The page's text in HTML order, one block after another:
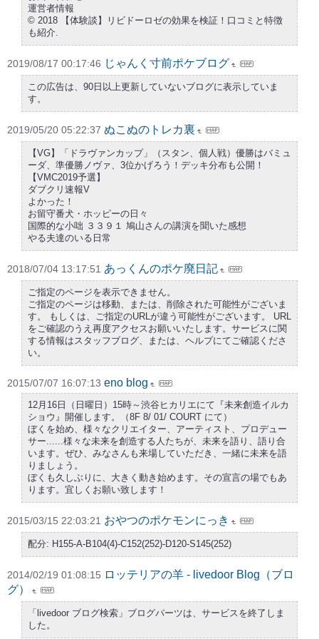
運営者情報
© 2018 【体験談】リビドーロゼの効果を検証！口コミと特徴
も紹介.
2019/08/17 00:17:46 じゃんく寸前ポケブログ
この広告は、90日以上更新していないブログに表示していま
す。
2019/05/20 05:22:37 ぬこぬのトレカ裏
【VG】「ドラヴァンカップ」（スタン、個人戦）優勝はバミュ
ーダ、準優勝ノヴァ、3位かげろう！デッキ分布も公開！
【VMC2019予選】
ダブクリ速報V
よかった！
お留守番犬・ホッピーの日々
国際的な小咄 ３３９１ 鳩山さんの講演を聞いた感想
やる夫達のいる日常
2018/07/04 13:17:51 あっくんのポケ廃日記
ご指定のページを表示できません。
ご指定のページは移動、または、削除された可能性がございま
す。 もしくは、ご指定のURLが違う可能性がございます。 URL
をご確認のうえ再度アクセスお願いいたします。サービスに関
する情報はスタッフブログ、または、ヘルプにてご確認くださ
い。
2015/07/07 16:07:13 eno blog
12月16日（日曜日）15時～渋谷ヒカリエにて『未来創造イルカ
ショウ』開催します。（8F 8/ 01/ COURT にて）
ぼくを始め、様々なクリエイター、アーティスト、プロデュー
サー......様々な未来を創造する人たちが、未来を語り、語り合
います。ぜひ、みなさんも来場していただき、一緒に未来を語
りましょう。
ぼくも久しぶりに、大きく動き始めます。その宣言の場でもあ
ります。宜しくお願い致します！
2015/03/15 22:03:21 おやつのポケモンにっき
配分: H155-A-B104(4)-C152(252)-D120-S145(252)
2014/02/19 01:08:15 ロッテリアの羊 - livedoor Blog（ブロ
グ）
「livedoor ブログ検索」ブログパーツは、サービスを終了しま
した。